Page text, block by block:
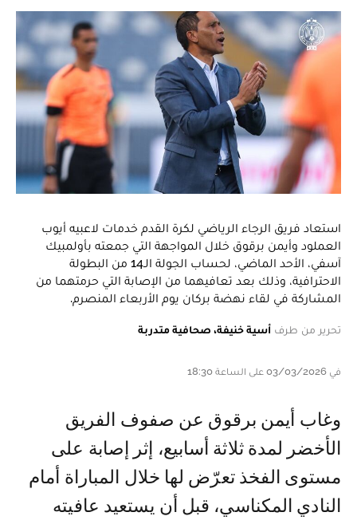
استعاد فريق الرجاء الرياضي لكرة القدم خدمات لاعبيه أيوب
العملود وأيمن برقوق خلال المواجهة التي جمعته بأولمبيك
آسفي، الأحد الماضي، لحساب الجولة الـ14 من البطولة
الاحترافية، وذلك بعد تعافيهما من الإصابة التي حرمتهما من
المشاركة في لقاء نهضة بركان يوم الأربعاء المنصرم.
تحرير من طرف أسية خنيفة، صحافية متدربة
في 03/03/2026 على الساعة 18:30
وغاب أيمن برقوق عن صفوف الفريق
الأخضر لمدة ثلاثة أسابيع، إثر إصابة على
مستوى الفخذ تعرّض لها خلال المباراة أمام
النادي المكناسي، قبل أن يستعيد عافيته